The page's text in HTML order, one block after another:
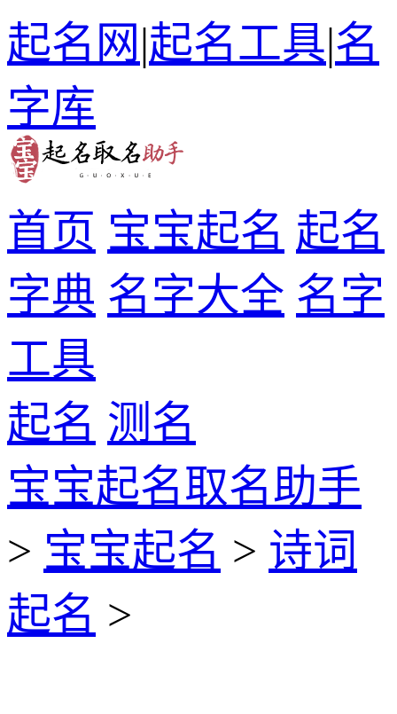
起名网|起名工具|名
字库
首页 宝宝起名 起名
字典 名字大全 名字
工具
起名 测名
宝宝起名取名助手
> 宝宝起名 > 诗词
起名 >